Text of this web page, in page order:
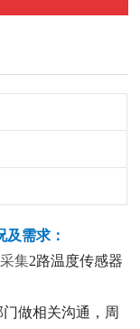
及需求：
采集2路温度传感器
做相关沟通，周